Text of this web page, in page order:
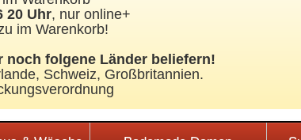
20 Uhr, nur online+
im Warenkorb!
noch folgene Länder beliefern!
Schweiz, Großbritannien.